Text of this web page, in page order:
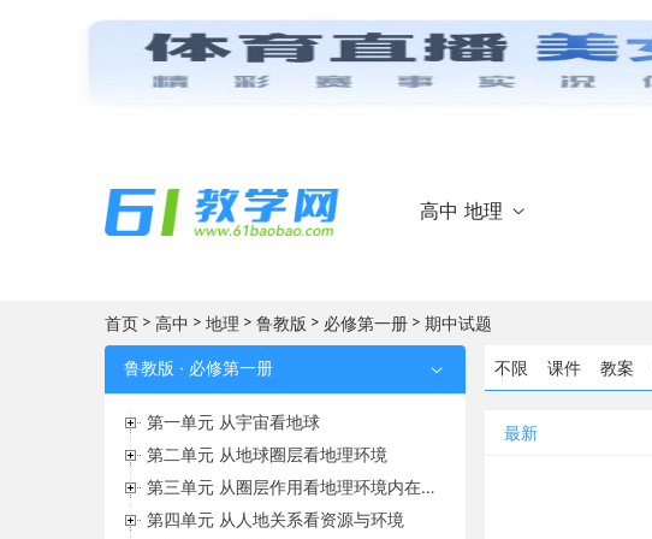
高中 地理 
首页 > 高中 > 地理 > 鲁教版 > 必修第一册 > 期中试题
鲁教版 · 必修第一册 
第一单元 从宇宙看地球
第二单元 从地球圈层看地理环境
第三单元 从圈层作用看地理环境内在规律
第四单元 从人地关系看资源与环境
不限 课件 教案
最新